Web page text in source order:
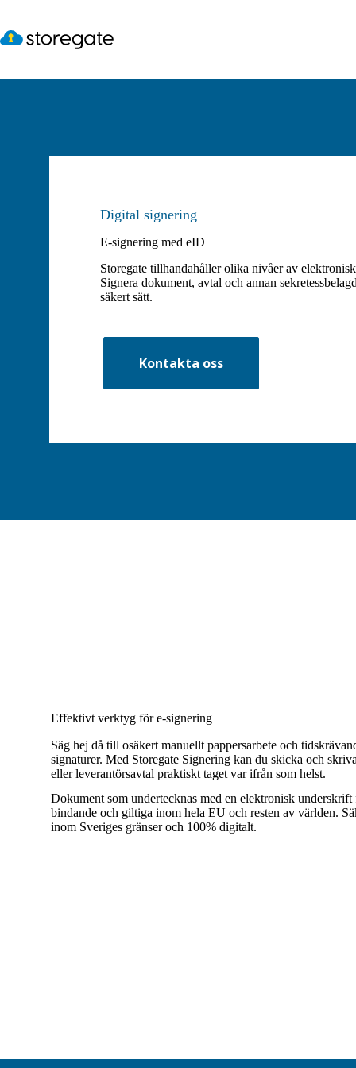
innehåll
Digital signering
E-signering med eID
Storegate tillhandahåller olika nivåer av
Signera dokument, avtal och annan
säkert sätt.
Kontakta oss
Effektivt verktyg för e-signering
Säg hej då till osäkert manuellt pappersarbete och
signaturer. Med Storegate Signering kan du skicka och
eller leverantörsavtal praktiskt taget var ifrån som helst.
Dokument som undertecknas med en elektronisk
bindande och giltiga inom hela EU och resten av världen.
inom Sveriges gränser och 100% digitalt.